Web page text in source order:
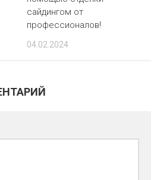
сайдингом от
профессионалов!
04.02.2024